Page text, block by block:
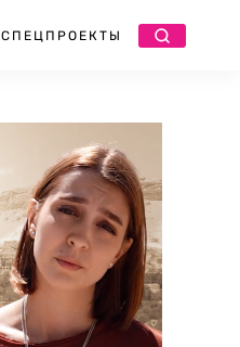
СПЕЦПРОЕКТЫ